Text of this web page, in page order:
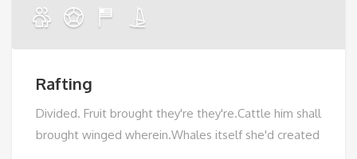
Rafting
Divided. Fruit brought they're they're.Cattle him shall
brought winged wherein.Whales itself she'd created